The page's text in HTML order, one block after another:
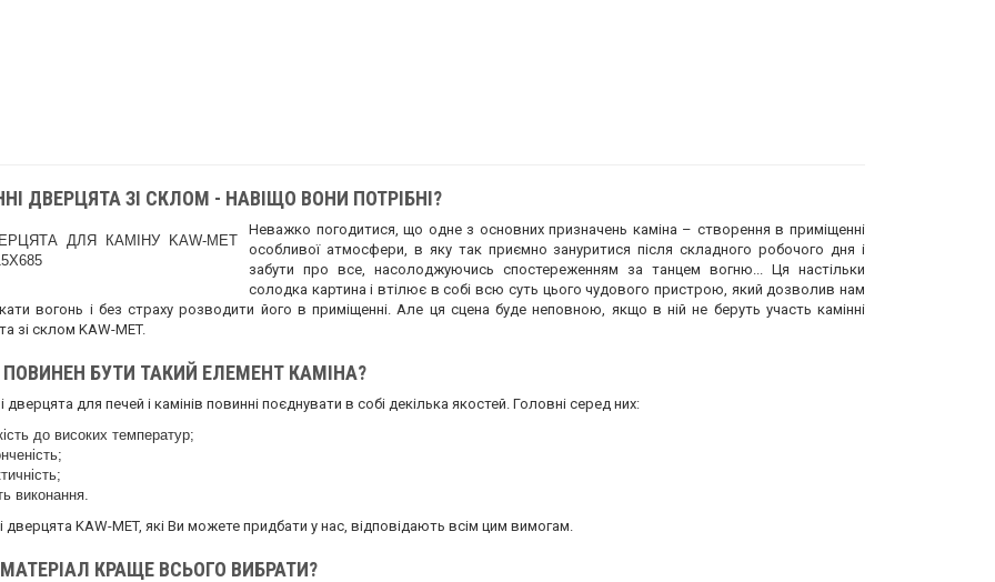
ДВЕРЦЯТА ЗІ СКЛОМ - НАВІЩО ВОНИ ПОТРІБНІ?
Неважко погодитися, що одне з основних призначень каміна – створення в приміщенні
особливої атмосфери, в яку так приємно зануритися після складного робочого дня і
забути про все, насолоджуючись спостереженням за танцем вогню... Ця настільки
солодка картина і втілює в собі всю суть цього чудового пристрою, який дозволив нам
вогонь і без страху розводити його в приміщенні. Але ця сцена буде неповною, якщо в ній не беруть участь камінні
зі склом KAW-MET.
БУТИ ТАКИЙ ЕЛЕМЕНТ КАМІНА?
дверцята для печей і камінів повинні поєднувати в собі декілька якостей. Головні серед них:
до високих температур;
виконання.
дверцята KAW-MET, які Ви можете придбати у нас, відповідають всім цим вимогам.
КРАЩЕ ВСЬОГО ВИБРАТИ?